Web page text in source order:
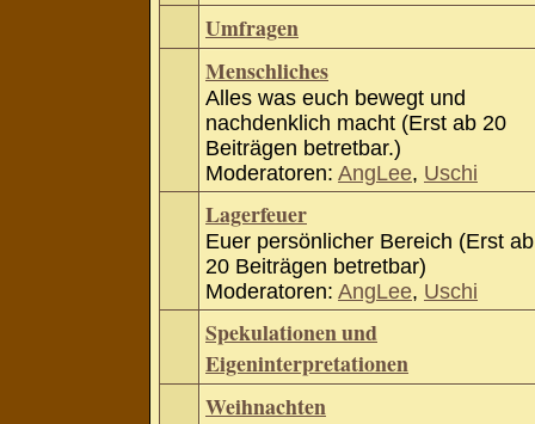
Umfragen
Menschliches
Alles was euch bewegt und
nachdenklich macht (Erst ab 20
Beiträgen betretbar.)
Moderatoren: AngLee, Uschi
Lagerfeuer
Euer persönlicher Bereich (Erst ab
20 Beiträgen betretbar)
Moderatoren: AngLee, Uschi
Spekulationen und
Eigeninterpretationen
Weihnachten